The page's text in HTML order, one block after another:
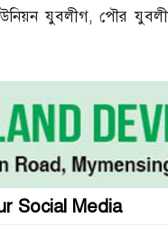
যুবলীগ, পৌর
Social Media